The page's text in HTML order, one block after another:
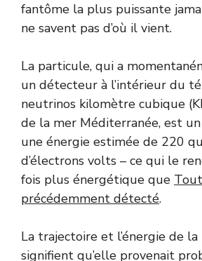
fantôme la plus puissante
ne savent pas d’où il vient.
La particule, qui a
un détecteur à l’intérieur du
neutrinos kilomètre cubique
de la mer Méditerranée, est
une énergie estimée de 220
d’électrons volts – ce qui le
fois plus énergétique que Tout
précédemment détecté.
La trajectoire et l’énergie de
signifient qu’elle provenait